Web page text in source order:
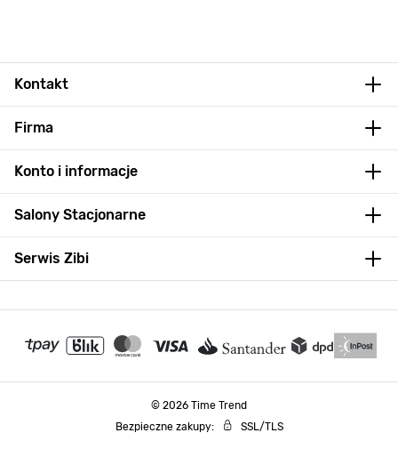
Kontakt
Firma
Konto i informacje
Salony Stacjonarne
Serwis Zibi
© 2026 Time Trend
Bezpieczne zakupy:
SSL/TLS